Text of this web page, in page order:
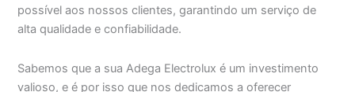
possível aos nossos clientes, garantindo um serviço de
alta qualidade e confiabilidade.
Sabemos que a sua Adega Electrolux é um investimento
valioso, e é por isso que nos dedicamos a oferecer